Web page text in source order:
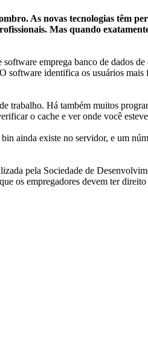
As novas tecnologias têm
Mas quando
emprega banco de dados
identifica os usuários mais
trabalho. Há também muitos
o cache e ver onde você
ainda existe no servidor, e um
pela Sociedade de
os empregadores devem ter